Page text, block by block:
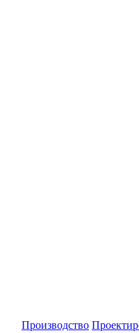
Производство